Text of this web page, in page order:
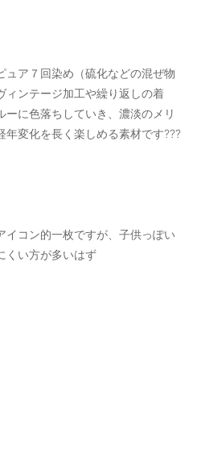
ュア７回染め（硫化などの混ぜ物
ィンテージ加工や繰り返しの着
ーに色落ちしていき、濃淡のメリ
変化を長く楽しめる素材です???
イコン的一枚ですが、子供っぽい
くい方が多いはず